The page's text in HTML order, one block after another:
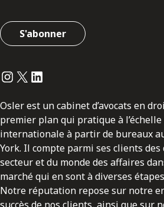
S'abonner
Instagram
Twitter
LinkedIn
Osler est un cabinet d’avocats en
premier plan qui pratique à
internationale à partir de bureaux
York. Il compte parmi ses clients
secteur et du monde des affaires
marché qui en sont à diverses
Notre réputation repose sur notre